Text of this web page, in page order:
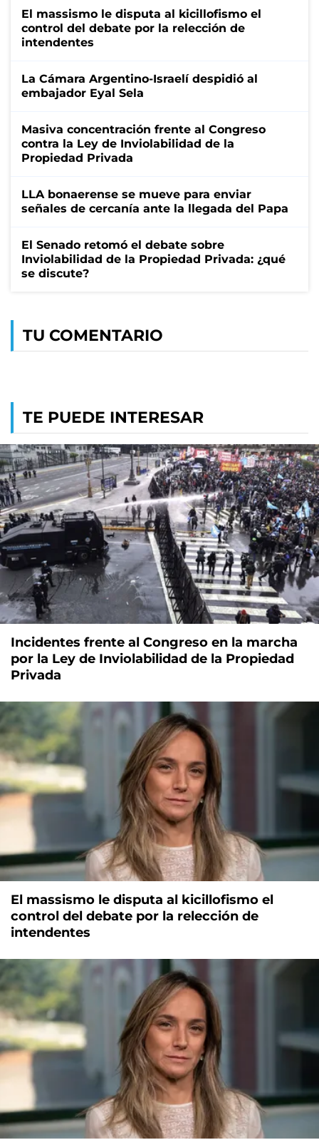
El massismo le disputa al kicillofismo el
control del debate por la relección de
intendentes
La Cámara Argentino-Israelí despidió al
embajador Eyal Sela
Masiva concentración frente al Congreso
contra la Ley de Inviolabilidad de la
Propiedad Privada
LLA bonaerense se mueve para enviar
señales de cercanía ante la llegada del Papa
El Senado retomó el debate sobre
Inviolabilidad de la Propiedad Privada: ¿qué
se discute?
TU COMENTARIO
TE PUEDE INTERESAR
Incidentes frente al Congreso en la marcha
por la Ley de Inviolabilidad de la Propiedad
Privada
El massismo le disputa al kicillofismo el
control del debate por la relección de
intendentes